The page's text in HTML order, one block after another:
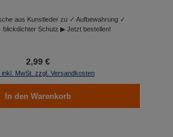
aus Kunstleder zu ✓ Aufbewahrung ✓
Schutz ▶ Jetzt bestellen!
2,99 €
inkl. MwSt. zzgl. Versandkosten
In den Warenkorb